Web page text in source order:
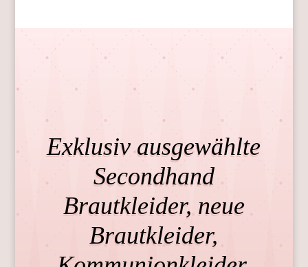
Exklusiv ausgewählte
Secondhand
Brautkleider, neue
Brautkleider,